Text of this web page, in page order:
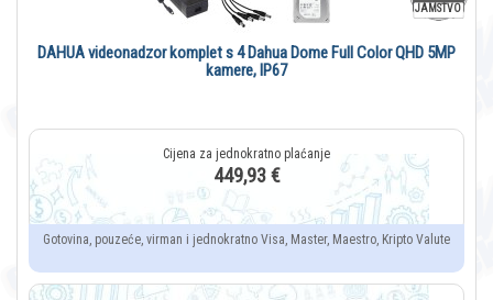
JAMSTVO
DAHUA videonadzor komplet s 4 Dahua Dome Full Color QHD 5MP
kamere, IP67
449,93 €
Gotovina, pouzeće, virman i jednokratno Visa, Master, Maestro, Kripto Valute